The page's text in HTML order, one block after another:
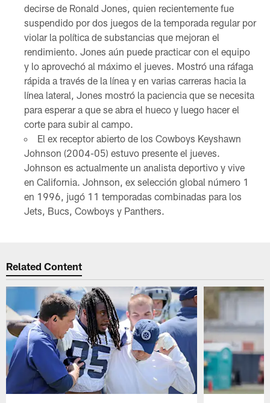
decirse de Ronald Jones, quien recientemente fue
suspendido por dos juegos de la temporada regular por
violar la política de substancias que mejoran el
rendimiento. Jones aún puede practicar con el equipo
y lo aprovechó al máximo el jueves. Mostró una ráfaga
rápida a través de la línea y en varias carreras hacia la
línea lateral, Jones mostró la paciencia que se necesita
para esperar a que se abra el hueco y luego hacer el
corte para subir al campo.
El ex receptor abierto de los Cowboys Keyshawn
Johnson (2004-05) estuvo presente el jueves.
Johnson es actualmente un analista deportivo y vive
en California. Johnson, ex selección global número 1
en 1996, jugó 11 temporadas combinadas para los
Jets, Bucs, Cowboys y Panthers.
Related Content